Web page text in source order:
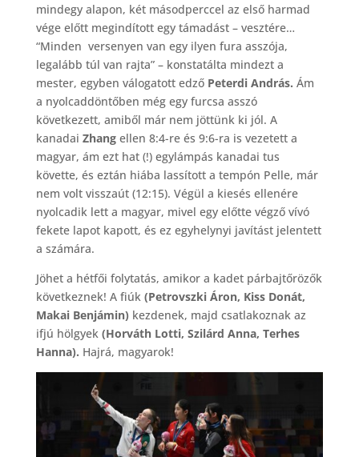
mindegy alapon, két másodperccel az első harmad
vége előtt megindított egy támadást – vesztére…
“Minden versenyen van egy ilyen fura asszója,
legalább túl van rajta” – konstatálta mindezt a
mester, egyben válogatott edző Peterdi András. Ám
a nyolcaddöntőben még egy furcsa asszó
következett, amiből már nem jöttünk ki jól. A
kanadai Zhangellen 8:4-re és 9:6-ra is vezetett a
magyar, ám ezt hat (!) egylámpás kanadai tus
követte, és eztán hiába lassított a tempón Pelle, már
nem volt visszaút (12:15). Végül a kiesés ellenére
nyolcadik lett a magyar, mivel egy előtte végző vívó
fekete lapot kapott, és ez egyhelynyi javítást jelentett
a számára.
Jöhet a hétfői folytatás, amikor a kadet párbajtőrözők
következnek! A fiúk (Petrovszki Áron, Kiss Donát,
Makai Benjámin) kezdenek, majd csatlakoznak az
ifjú hölgyek (Horváth Lotti, Szilárd Anna, Terhes
Hanna). Hajrá, magyarok!